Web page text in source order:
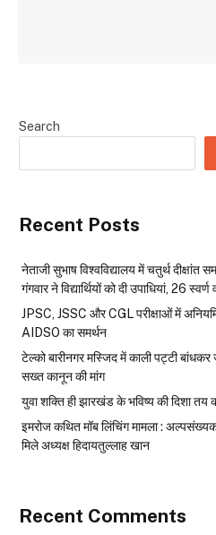
Search
Recent Posts
नेताजी सुभाष विश्वविद्यालय में चतुर्थ दीक्षांत
गंगवार ने विद्यार्थियों को दी उपाधियां, 26
JPSC, JSSC और CGL परीक्षाओं में
AIDSO का समर्थन
टेल्को बारीनगर मस्जिद में काली पट्टी बांधकर
सख्त कानून की मांग
युवा शक्ति ही झारखंड के भविष्य की दिशा तय
इमरोज कथित मॉब लिंचिंग मामला :
मिले अध्यक्ष हिदायतुल्लाह खान
Recent Comments